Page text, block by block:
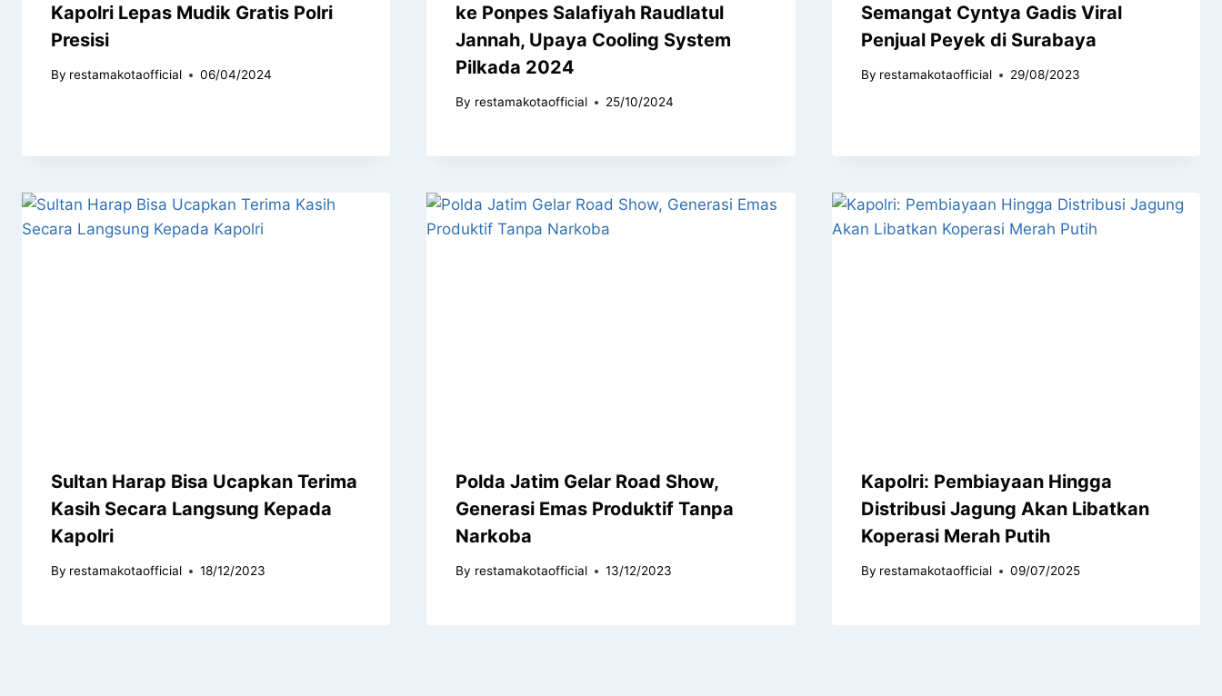
Kapolri Lepas Mudik Gratis Polri
Presisi
By restamakotaofficial 06/04/2024
ke Ponpes Salafiyah Raudlatul
Jannah, Upaya Cooling System
Pilkada 2024
By restamakotaofficial 25/10/2024
Semangat Cyntya Gadis Viral
Penjual Peyek di Surabaya
By restamakotaofficial 29/08/2023
Sultan Harap Bisa Ucapkan Terima
Kasih Secara Langsung Kepada
Kapolri
By restamakotaofficial 18/12/2023
Polda Jatim Gelar Road Show,
Generasi Emas Produktif Tanpa
Narkoba
By restamakotaofficial 13/12/2023
Kapolri: Pembiayaan Hingga
Distribusi Jagung Akan Libatkan
Koperasi Merah Putih
By restamakotaofficial 09/07/2025